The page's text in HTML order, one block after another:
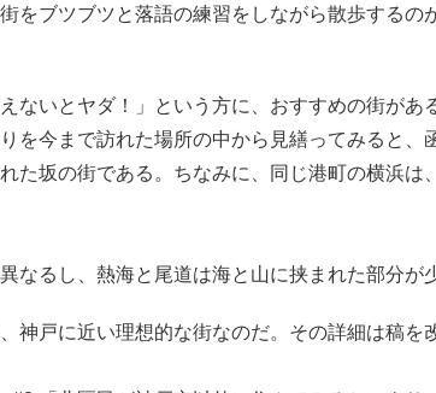
をブツブツと落語の練習をしながら散歩するの
いとヤダ！」という方に、おすすめの街があ
を今まで訪れた場所の中から見繕ってみると
た坂の街である。ちなみに、同じ港町の横浜
るし、熱海と尾道は海と山に挟まれた部分が
戸に近い理想的な街なのだ。その詳細は稿を